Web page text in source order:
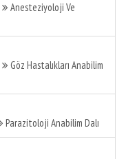
Anesteziyoloji Ve
Göz Hastalıkları Anabilim
Parazitoloji Anabilim Dalı